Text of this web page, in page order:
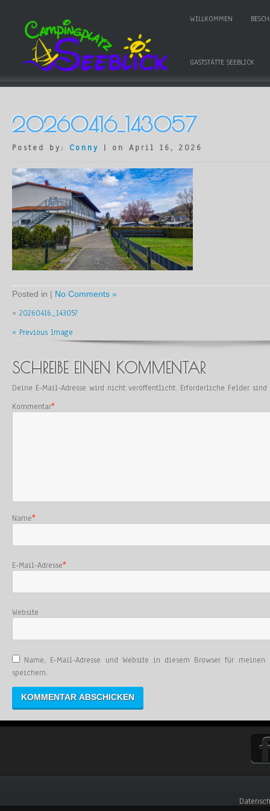
WILLKOMMEN
GASTSTÄTTE SEEBLICK
20260416_143057
Posted by: Conny | on April 16, 2026
Posted in | No Comments »
« 20260416_143057
« Previous Image
SCHREIBE EINEN KOMMENTAR
Deine E-Mail-Adresse wird nicht veröffentlicht. Erforderliche Felder
Kommentar*
Name*
E-Mail-Adresse*
Website
Name, E-Mail-Adresse und Website in diesem Browser für meinen
speichern.